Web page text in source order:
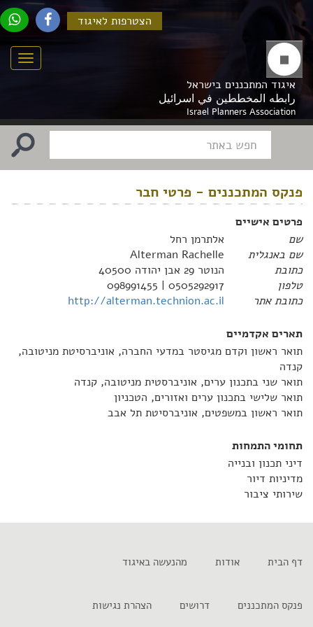
הצטרפות לאיגוד
איגוד המתכננים בישראל
رابطه المخططين في اسرائيل
Israel Planners Association
פנקס המתכננים - פרטי חבר
פרטים אישיים
שם
אלתרמן רחל
שם באנגלית
Alterman Rachelle
כתובת
הנוטר 29 אבן יהודה 40500
טלפון
0505292917 | 098991455
כתובת אתר
http://alterman.technion.ac.il
תארים אקדמיים
תואר ראשון וקדם מגיסטר במדעי החברה, אוניברסיטת מניטובה,
קנדה
תואר שני בתכנון ערים, אוניברסטית מניטובה, קנדה
תואר שלישי בתכנון ערים ואזורים, הטכניון
תואר ראשון במשפטים, אוניברסיטת תל אבב
תחומי התמחות
דיני תכנון ובנייה
מדיניות דיור
שירותי ציבור
דף הבית אודות מהנעשה באיגוד
פנקס המתכננים דרושים הצהרת נגישות